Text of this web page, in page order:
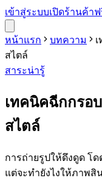
เข้าสู่ระบบเปิดร้านค้าฟ
หน้าแรก บทความ
สไตล์
สาระน่ารู้
เทคนิคฉีกกรอ
สไตล์
การถ่ายรูปให้ดึงดูด โ
แต่จะทำยังไงให้ภาพ